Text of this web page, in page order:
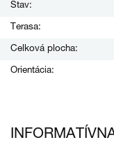
Stav:
Terasa:
Celková plocha:
Orientácia: